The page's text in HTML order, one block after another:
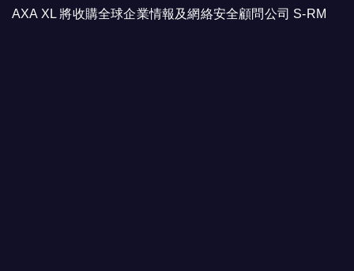
AXA XL 將收購全球企業情報及網絡安全顧問公司 S-RM